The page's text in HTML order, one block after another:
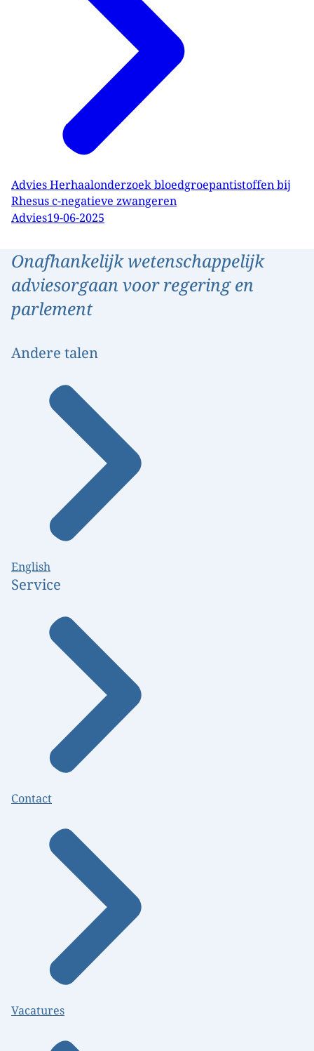
Advies Herhaalonderzoek bloedgroepantistoffen bij
Rhesus c-negatieve zwangeren
Advies19-06-2025
Onafhankelijk wetenschappelijk
adviesorgaan voor regering en
parlement
Andere talen
English
Service
Contact
Vacatures